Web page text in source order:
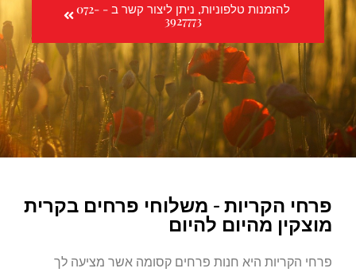
להזמנות טלפוניות, ניתן ליצור קשר ב - 072-
3927773
פרחי הקריות - משלוחי פרחים בקרית
מוצקין מהיום להיום
פרחי הקריות היא חנות פרחים קסומה אשר מציעה לך